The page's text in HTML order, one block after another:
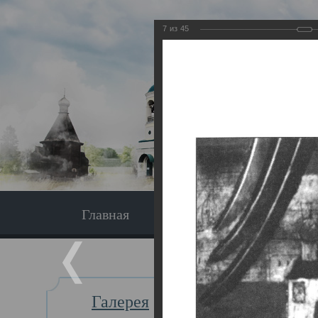
Главная Экскурсия
Галерея
Главная
7 из 45